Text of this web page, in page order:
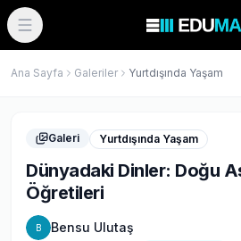
Ana Sayfa Galeriler Yurtdışında Yaşam
Galeri Yurtdışında Yaşam
Dünyadaki Dinler: Doğu
Öğretileri
B Bensu Ulutaş